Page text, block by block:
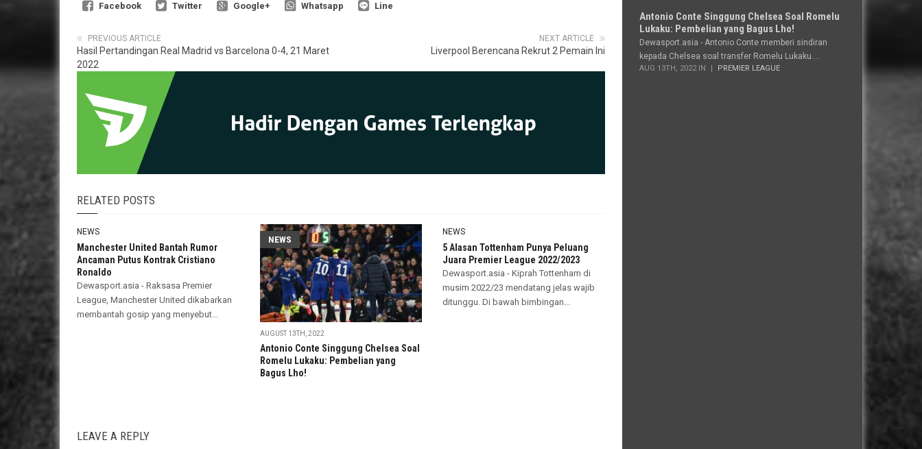
Facebook Twitter Google+ Whatsapp Line
NEXT ARTICLE
Liverpool Berencana Rekrut 2 Pemain Ini
PREVIOUS ARTICLE
Hasil Pertandingan Real Madrid vs Barcelona 0-4, 21 Maret
2022
RELATED POSTS
NEWS
Manchester United Bantah Rumor
Ancaman Putus Kontrak Cristiano
Ronaldo
Dewasport.asia - Raksasa Premier
League, Manchester United dikabarkan
membantah gosip yang menyebut...
NEWS
AUGUST 13TH, 2022
Antonio Conte Singgung Chelsea Soal
Romelu Lukaku: Pembelian yang
Bagus Lho!
NEWS
5 Alasan Tottenham Punya Peluang
Juara Premier League 2022/2023
Dewasport.asia - Kiprah Tottenham di
musim 2022/23 mendatang jelas wajib
ditunggu. Di bawah bimbingan...
LEAVE A REPLY
Antonio Conte Singgung Chelsea Soal Romelu
Lukaku: Pembelian yang Bagus Lho!
Dewasport.asia - Antonio Conte memberi sindiran
kepada Chelsea soal transfer Romelu Lukaku....
AUG 13TH, 2022 IN PREMIER LEAGUE